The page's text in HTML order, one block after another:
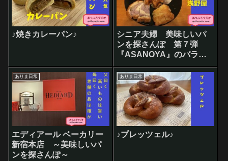
♪焼きカレーパン♪
シニア夫婦 美味しいパ
ンを探さんぽ 第７弾
『ASANOYA』のバラエ
ティー袋の中にこっそり
隠れていたのは！？
ありま日常
エディアール ベーカリー
新宿本店 ～美味しいパ
ンを探さんぽ～
ありま日常
♪プレッツェル♪